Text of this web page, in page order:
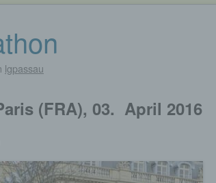
lgpassau
(FRA), 03. April 2016